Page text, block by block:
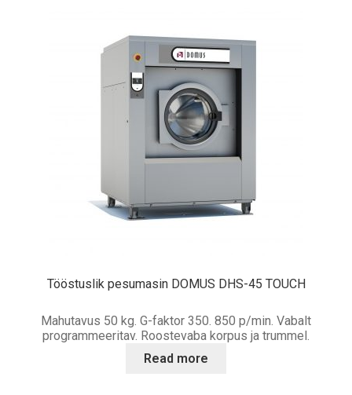
Tööstuslik pesumasin DOMUS DHS-45 TOUCH
Mahutavus 50 kg. G-faktor 350. 850 p/min. Vabalt
programmeeritav. Roostevaba korpus ja trummel.
Read more